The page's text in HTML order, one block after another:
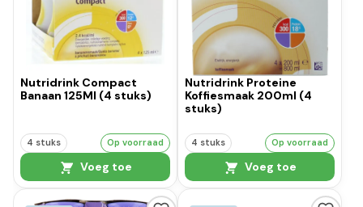
Nutridrink Compact
Banaan 125Ml (4 stuks)
4 stuks Op voorraad
Voeg toe
Nutridrink Proteine
Koffiesmaak 200ml (4
stuks)
4 stuks Op voorraad
Voeg toe